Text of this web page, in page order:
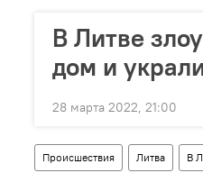
В Литве
дом и
28 марта 2022, 21:00
Происшествия Литва В